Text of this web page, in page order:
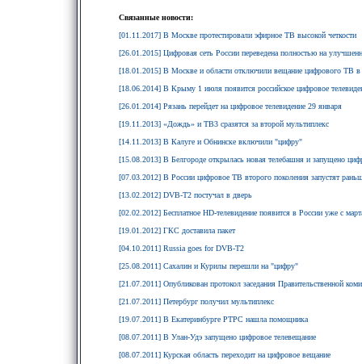
Связанные новости:
[01.11.2017] В Москве протестировали эфирное ТВ высокой четкости
[26.01.2015] Цифровая сеть России переведена полностью на
[18.01.2015] В Москве и области отключили вещание цифрового ТВ
[18.06.2014] В Крыму 1 июля появится российское цифровое
[26.01.2014] Рязань перейдет на цифровое телевидение 29 января
[19.11.2013] «Дождь» и ТВ3 сразятся за второй мультиплекс
[14.11.2013] В Калуге и Обнинске включили "цифру"
[15.08.2013] В Белгороде открылась новая телебашня и запущено
[07.03.2012] В России цифровое ТВ второго поколения запустят
[13.02.2012] DVB-T2 постучал в дверь
[02.02.2012] Бесплатное HD-телевидение появится в России уже с
[19.01.2012] ГКС доставила пакет
[04.10.2011] Russia goes for DVB-T2
[25.08.2011] Сахалин и Курилы перешли на "цифру"
[21.07.2011] Опубликован протокол заседания Правительственной
[21.07.2011] Петербург получил мультиплекс
[19.07.2011] В Екатеринбурге РТРС нашла помощника
[08.07.2011] В Улан-Удэ запущено цифровое телевещание
[08.07.2011] Курская область переходит на цифровое вещание